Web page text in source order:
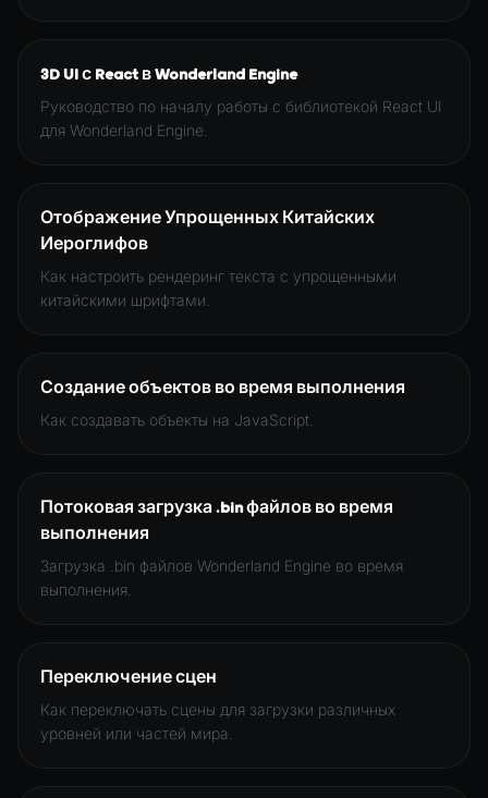
3D UI с React в Wonderland Engine
Руководство по началу работы с библиотекой React UI
для Wonderland Engine.
Отображение Упрощенных Китайских
Иероглифов
Как настроить рендеринг текста с упрощенными
китайскими шрифтами.
Создание объектов во время выполнения
Как создавать объекты на JavaScript.
Потоковая загрузка .bin файлов во время
выполнения
Загрузка .bin файлов Wonderland Engine во время
выполнения.
Переключение сцен
Как переключать сцены для загрузки различных
уровней или частей мира.